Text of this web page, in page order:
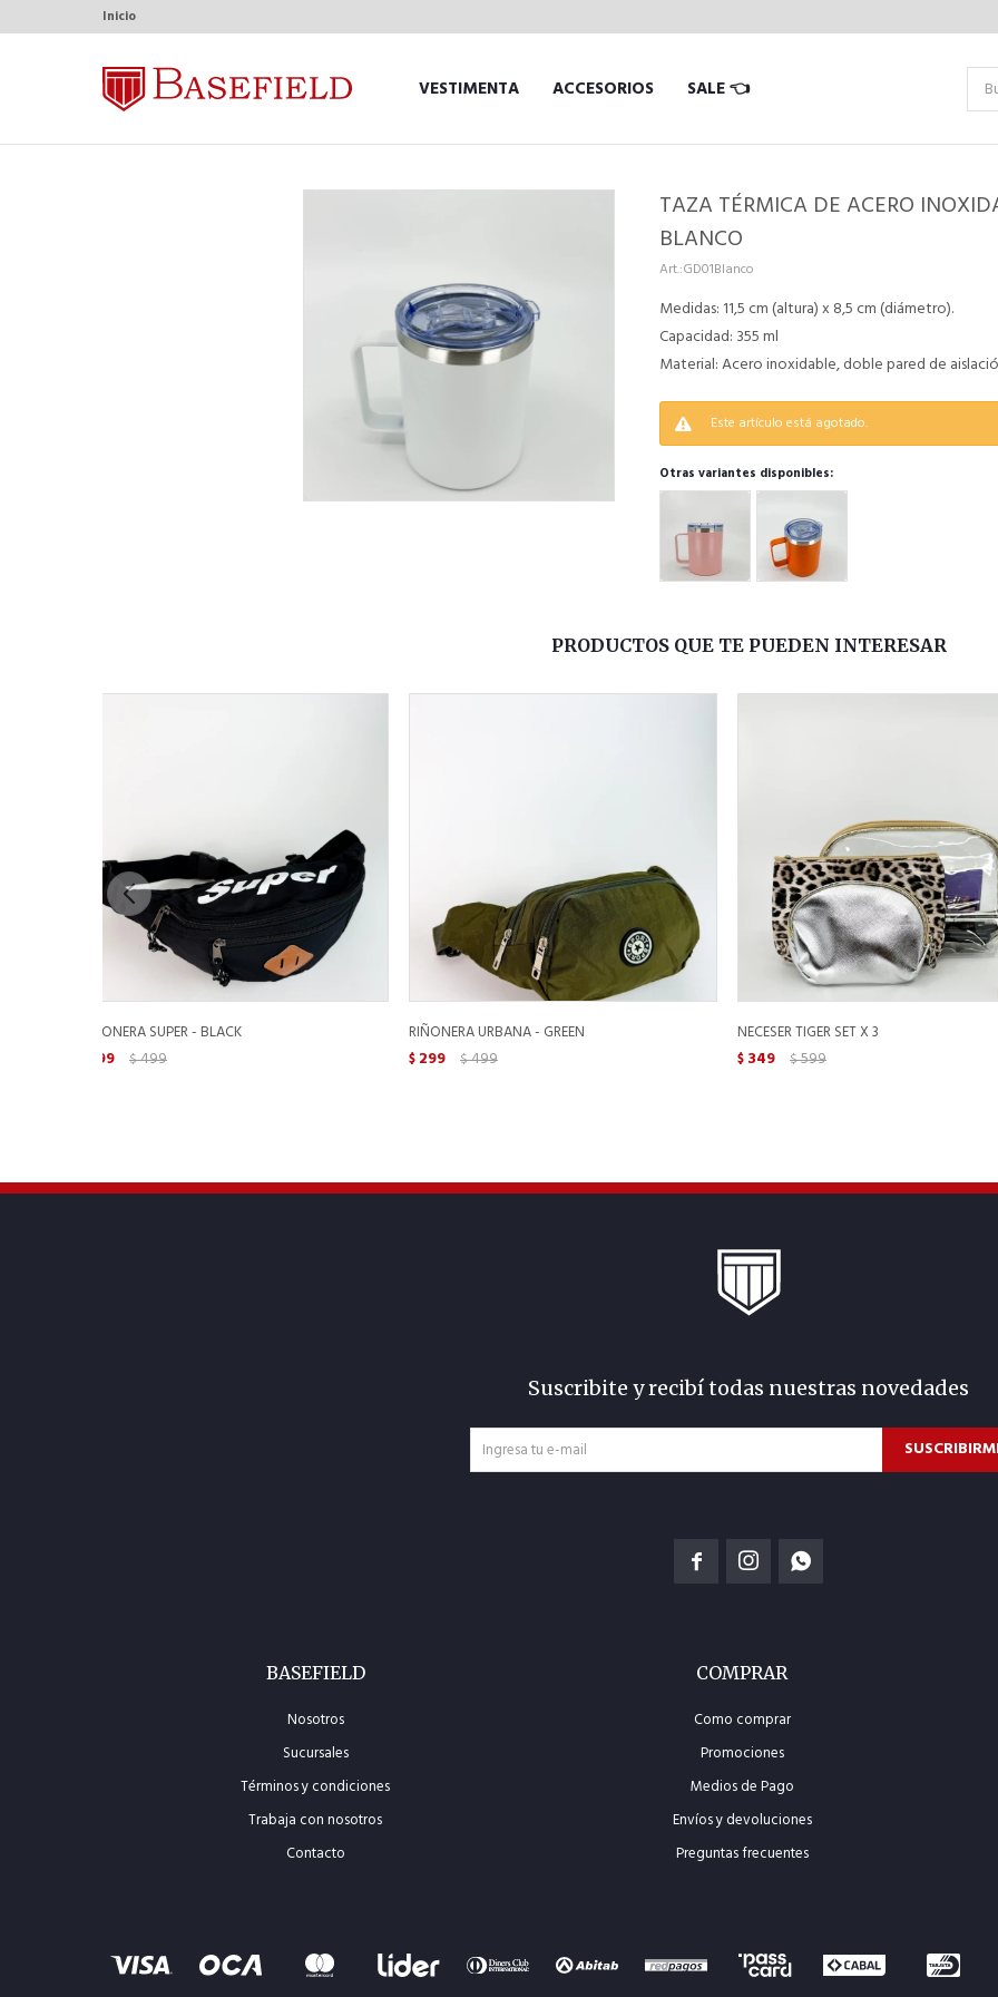
VESTIMENTA ACCESORIOS SALE 👈
Inicio
TAZA TÉRMICA DE ACERO
BLANCO
GD01Blanco
Medidas: 11,5 cm (altura) x 8,5 cm (diámetro).
Capacidad: 355 ml
Material: Acero inoxidable, doble pared de
Este artículo está agotado.
Otras variantes disponibles:
PRODUCTOS QUE TE PUEDEN INTERESAR
RIÑONERA SUPER - BLACK
199 $499
RIÑONERA URBANA - GREEN
$ 299 $499
NECESER TIGER SET X 3
$ 349 $599
BASEFIELD
Nosotros
Sucursales
Términos y condiciones
Trabaja con nosotros
Contacto
COMPRAR
Como comprar
Promociones
Medios de Pago
Envíos y devoluciones
Preguntas frecuentes
Suscribite y recibí todas nuestras novedades
  